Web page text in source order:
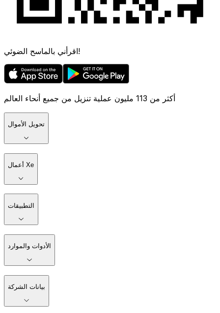
اقرأني بالماسح الضوئي!
أكثر من 113 مليون عملية تنزيل من جميع أنحاء العالم
تحويل الأموال
أعمال Xe
التطبيقات
الأدوات والموارد
بيانات الشركة